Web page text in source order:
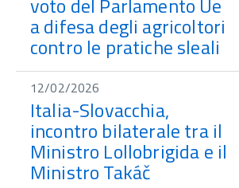
voto del Parlamento Ue
a difesa degli agricoltori
contro le pratiche sleali
12/02/2026
Italia-Slovacchia,
incontro bilaterale tra il
Ministro Lollobrigida e il
Ministro Takáč